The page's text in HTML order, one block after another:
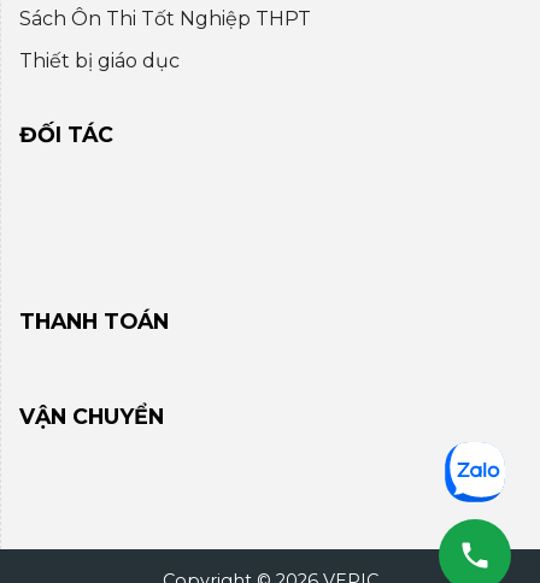
Sách Ôn Thi Tốt Nghiệp THPT
Thiết bị giáo dục
ĐỐI TÁC
THANH TOÁN
VẬN CHUYỂN